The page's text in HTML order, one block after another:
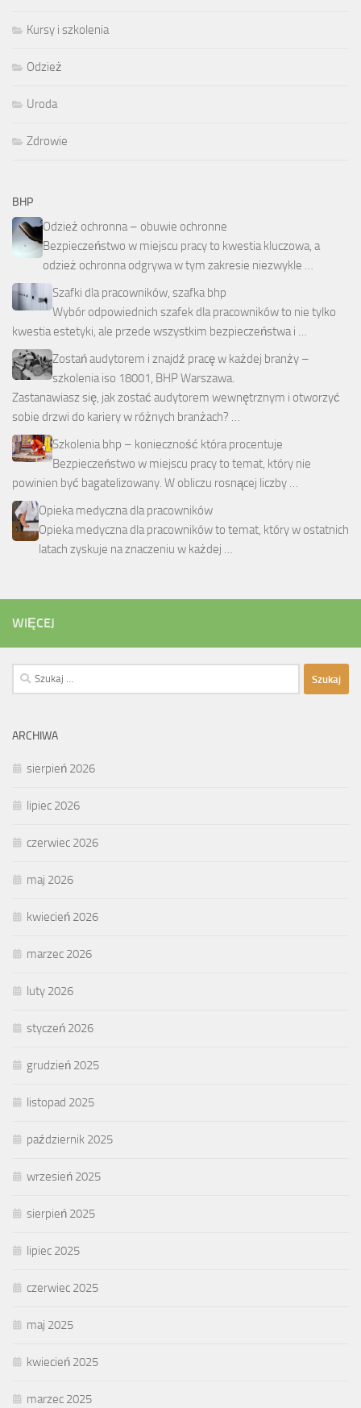
Kursy i szkolenia
Odzież
Uroda
Zdrowie
BHP
Odzież ochronna – obuwie ochronne
Bezpieczeństwo w miejscu pracy to kwestia kluczowa, a
odzież ochronna odgrywa w tym zakresie niezwykle …
Szafki dla pracowników, szafka bhp
Wybór odpowiednich szafek dla pracowników to nie tylko
kwestia estetyki, ale przede wszystkim bezpieczeństwa i …
Zostań audytorem i znajdź pracę w każdej branży –
szkolenia iso 18001, BHP Warszawa.
Zastanawiasz się, jak zostać audytorem wewnętrznym i otworzyć
sobie drzwi do kariery w różnych branżach? …
Szkolenia bhp – konieczność która procentuje
Bezpieczeństwo w miejscu pracy to temat, który nie
powinien być bagatelizowany. W obliczu rosnącej liczby …
Opieka medyczna dla pracowników
Opieka medyczna dla pracowników to temat, który w ostatnich
latach zyskuje na znaczeniu w każdej …
WIĘCEJ
Szukaj:
ARCHIWA
sierpień 2026
lipiec 2026
czerwiec 2026
maj 2026
kwiecień 2026
marzec 2026
luty 2026
styczeń 2026
grudzień 2025
listopad 2025
październik 2025
wrzesień 2025
sierpień 2025
lipiec 2025
czerwiec 2025
maj 2025
kwiecień 2025
marzec 2025